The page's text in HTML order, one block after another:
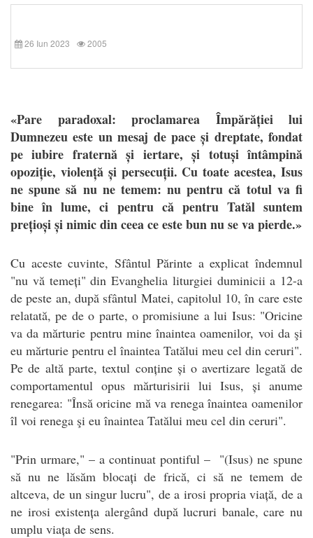
26 Iun 2023 2005
«Pare paradoxal: proclamarea Împărăției lui
Dumnezeu este un mesaj de pace și dreptate, fondat
pe iubire fraternă și iertare, și totuși întâmpină
opoziție, violență și persecuții. Cu toate acestea, Isus
ne spune să nu ne temem: nu pentru că totul va fi
bine în lume, ci pentru că pentru Tatăl suntem
prețioși și nimic din ceea ce este bun nu se va pierde.»
Cu aceste cuvinte, Sfântul Părinte a explicat îndemnul
"nu vă temeți" din Evanghelia liturgiei duminicii a 12-a
de peste an, după sfântul Matei, capitolul 10, în care este
relatată, pe de o parte, o promisiune a lui Isus: "Oricine
va da mărturie pentru mine înaintea oamenilor, voi da şi
eu mărturie pentru el înaintea Tatălui meu cel din ceruri".
Pe de altă parte, textul conține și o avertizare legată de
comportamentul opus mărturisirii lui Isus, și anume
renegarea: "Însă oricine mă va renega înaintea oamenilor
îl voi renega şi eu înaintea Tatălui meu cel din ceruri".
"Prin urmare," – a continuat pontiful – "(Isus) ne spune
să nu ne lăsăm blocați de frică, ci să ne temem de
altceva, de un singur lucru", de a irosi propria viață, de a
ne irosi existența alergând după lucruri banale, care nu
umplu viața de sens.